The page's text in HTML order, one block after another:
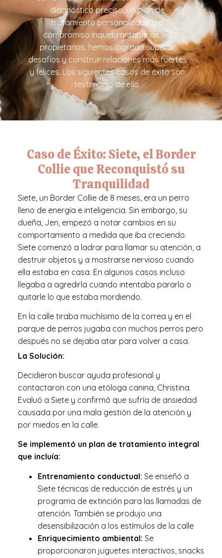
diagnóstico preciso, un plan de
tratamiento personalizado y el
compromiso inquebrantable de los
propietarios, hemos logrado superar
desafíos y construir relaciones más fuertes
y felices. Los siguientes casos de éxito son
testimonio de ello.
Caso de Éxito: Siete, el Border
Collie que Reconquistó su
Tranquilidad
Siete, un Border Collie de 8 meses, era un perro
lleno de energía e inteligencia. Sin embargo, su
dueña, Jen, empezó a notar cambios en su
comportamiento a medida que iba creciendo.
Siete comenzó a ladrar para llamar su atención, a
destruir objetos y a mostrarse nervioso cuando
ella estaba en casa. En algunos casos incluso
llegaba a agredirla cuando intentaba pararlo o
quitarle lo que estaba mordiendo.
En la calle tiraba muchísimo de la correa y en el
parque de perros jugaba con muchos perros pero
después no se dejaba atar para volver a casa.
La Solución:
Decidieron buscar ayuda profesional y
contactaron con una etóloga canina, Christina.
Evaluó a Siete y confirmó que sufría de ansiedad
causada por una mala gestión de la atención y
por miedos en la calle.
Se implementó un plan de tratamiento integral
que incluía:
Entrenamiento conductual: Se enseñó a
Siete técnicas de reducción de estrés y un
programa de extinción para las llamadas de
atención. También se produjo una
desensibilización a los estímulos de la calle
Enriquecimiento ambiental: Se
proporcionaron juguetes interactivos, snacks